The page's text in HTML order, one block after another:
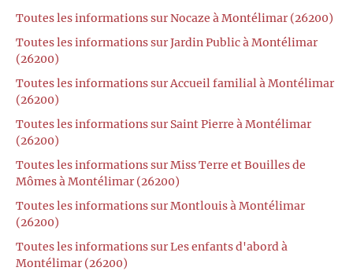
Toutes les informations sur Nocaze à Montélimar (26200)
Toutes les informations sur Jardin Public à Montélimar
(26200)
Toutes les informations sur Accueil familial à Montélimar
(26200)
Toutes les informations sur Saint Pierre à Montélimar
(26200)
Toutes les informations sur Miss Terre et Bouilles de
Mômes à Montélimar (26200)
Toutes les informations sur Montlouis à Montélimar
(26200)
Toutes les informations sur Les enfants d'abord à
Montélimar (26200)